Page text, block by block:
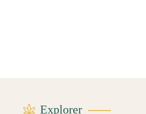
Explorer